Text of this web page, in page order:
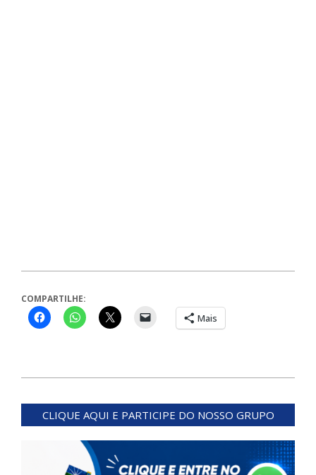
COMPARTILHE:
Mais
02-
CLIQUE AQUI E PARTICIPE DO NOSSO GRUPO